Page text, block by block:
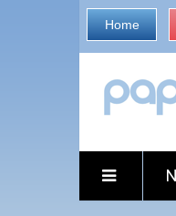
Home